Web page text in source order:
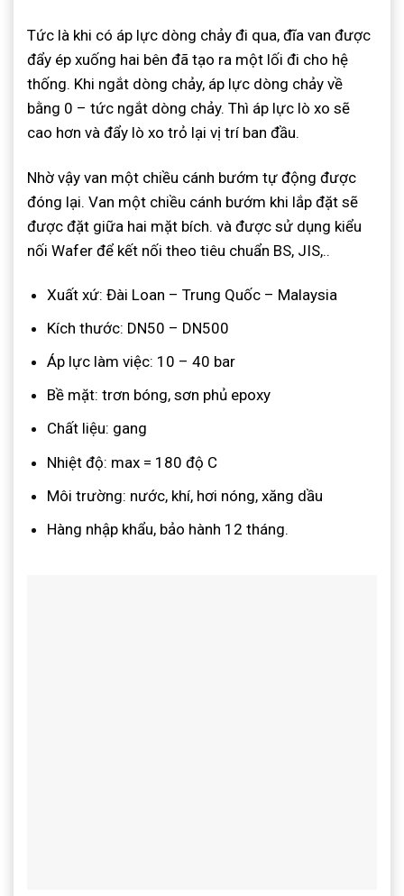
Tức là khi có áp lực dòng chảy đi qua, đĩa van được
đẩy ép xuống hai bên đã tạo ra một lối đi cho hệ
thống. Khi ngắt dòng chảy, áp lực dòng chảy về
bằng 0 – tức ngắt dòng chảy. Thì áp lực lò xo sẽ
cao hơn và đẩy lò xo trỏ lại vị trí ban đầu.
Nhờ vậy van một chiều cánh bướm tự động được
đóng lại. Van một chiều cánh bướm khi lắp đặt sẽ
được đặt giữa hai mặt bích. và được sử dụng kiểu
nối Wafer để kết nối theo tiêu chuẩn BS, JIS,..
Xuất xứ: Đài Loan – Trung Quốc – Malaysia
Kích thước: DN50 – DN500
Áp lực làm việc: 10 – 40 bar
Bề mặt: trơn bóng, sơn phủ epoxy
Chất liệu: gang
Nhiệt độ: max = 180 độ C
Môi trường: nước, khí, hơi nóng, xăng dầu
Hàng nhập khẩu, bảo hành 12 tháng.